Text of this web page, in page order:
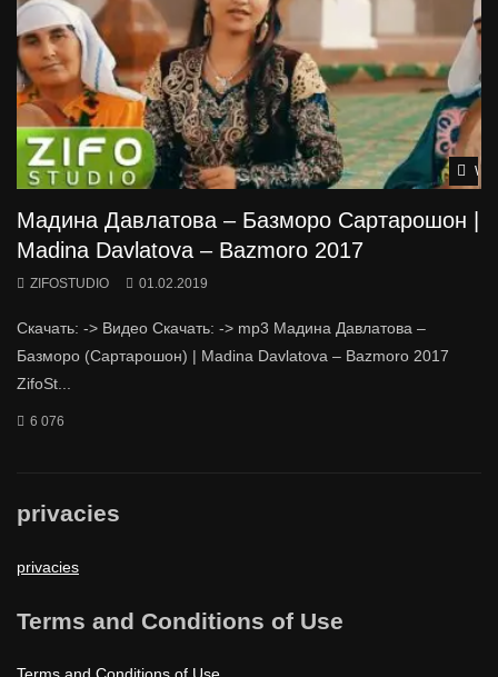
Мадина Давлатова – Базморо Сартарошон |
Madina Davlatova – Bazmoro 2017
ZIFOSTUDIO 01.02.2019
Скачать: -> Видео Скачать: -> mp3 Мадина Давлатова –
Базморо (Сартарошон) | Madina Davlatova – Bazmoro 2017
ZifoSt...
6 076
privacies
privacies
Terms and Conditions of Use